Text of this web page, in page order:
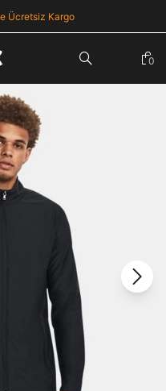
Ücretsiz Kargo
Kayıt Ol
Et
0
Zaten hesabın var mı? Giriş yap